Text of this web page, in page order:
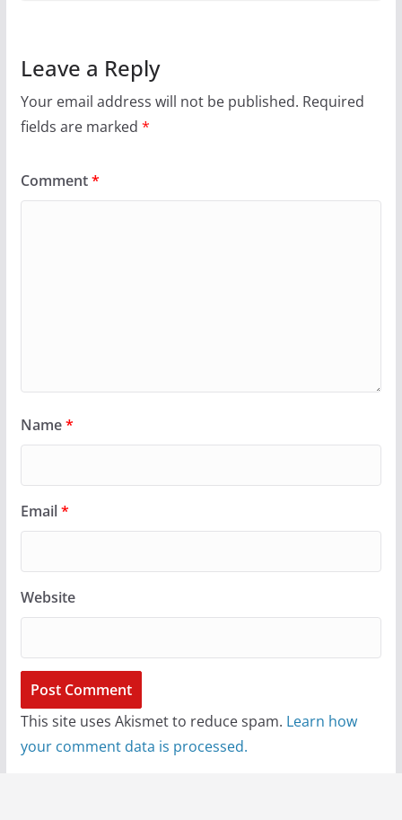
Leave a Reply
Your email address will not be published. Required
fields are marked *
Comment*
Name*
Email*
Website
This site uses Akismet to reduce spam. Learn how
your comment data is processed.